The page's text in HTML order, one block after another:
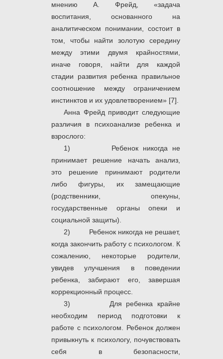
мнению А. Фрейд, «задача
воспитания, основанного на
аналитическом понимании, состоит в
том, чтобы найти золотую середину
между этими двумя крайностями,
иначе говоря, найти для каждой
стадии развития ребенка правильное
соотношение между ограничением
инстинктов и их удовлетворением» [7].
Анна Фрейд приводит следующие
различия в психоанализе ребенка и
взрослого:
1) Ребенок никогда не
принимает решение начать анализ,
это решение принимают родители
либо фигуры, их замещающие
(родственники, опекуны,
государственные органы опеки и
социальной защиты).
2) Ребенок никогда не решает,
когда закончить работу с психологом. К
сожалению, некоторые родители,
увидев улучшения в поведении
ребенка, забирают его, завершая
коррекционный процесс.
3) Для ребенка крайне
необходим период подготовки к
работе с психологом. Ребенок должен
привыкнуть к психологу, почувствовать
себя в безопасности,